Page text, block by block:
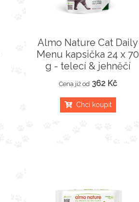
Almo Nature Cat Daily
Menu kapsička 24 x 70
g - telecí & jehněčí
Cena již od 362 Kč
Chci koupit